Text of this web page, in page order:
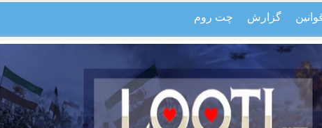
گزارش چت روم